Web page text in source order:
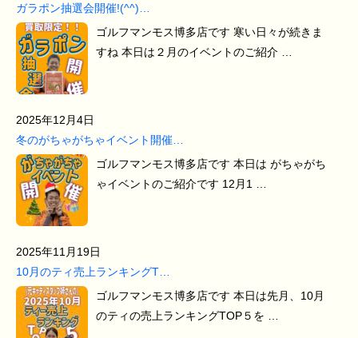
ガラポン抽選会開催!(^^)…
ゴルフマンモス博多店です 寒い日々が続きま
すね 本日は２月のイベントのご紹介 …
2025年12月4日
冬のがちゃがちゃイベント開催…
ゴルフマンモス博多店です 本日は がちゃがち
ゃイベントのご紹介です 12月1 …
2025年11月19日
10月のティ売上ランキングT…
ゴルフマンモス博多店です 本日は先月、10月
のティの売上ランキングTOP５を …